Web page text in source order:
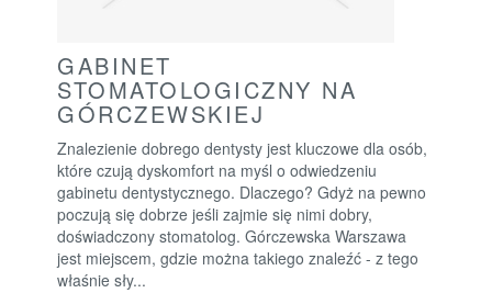
GABINET
STOMATOLOGICZNY NA
GÓRCZEWSKIEJ
Znalezienie dobrego dentysty jest kluczowe dla osób,
które czują dyskomfort na myśl o odwiedzeniu
gabinetu dentystycznego. Dlaczego? Gdyż na pewno
poczują się dobrze jeśli zajmie się nimi dobry,
doświadczony stomatolog. Górczewska Warszawa
jest miejscem, gdzie można takiego znaleźć - z tego
właśnie sły...